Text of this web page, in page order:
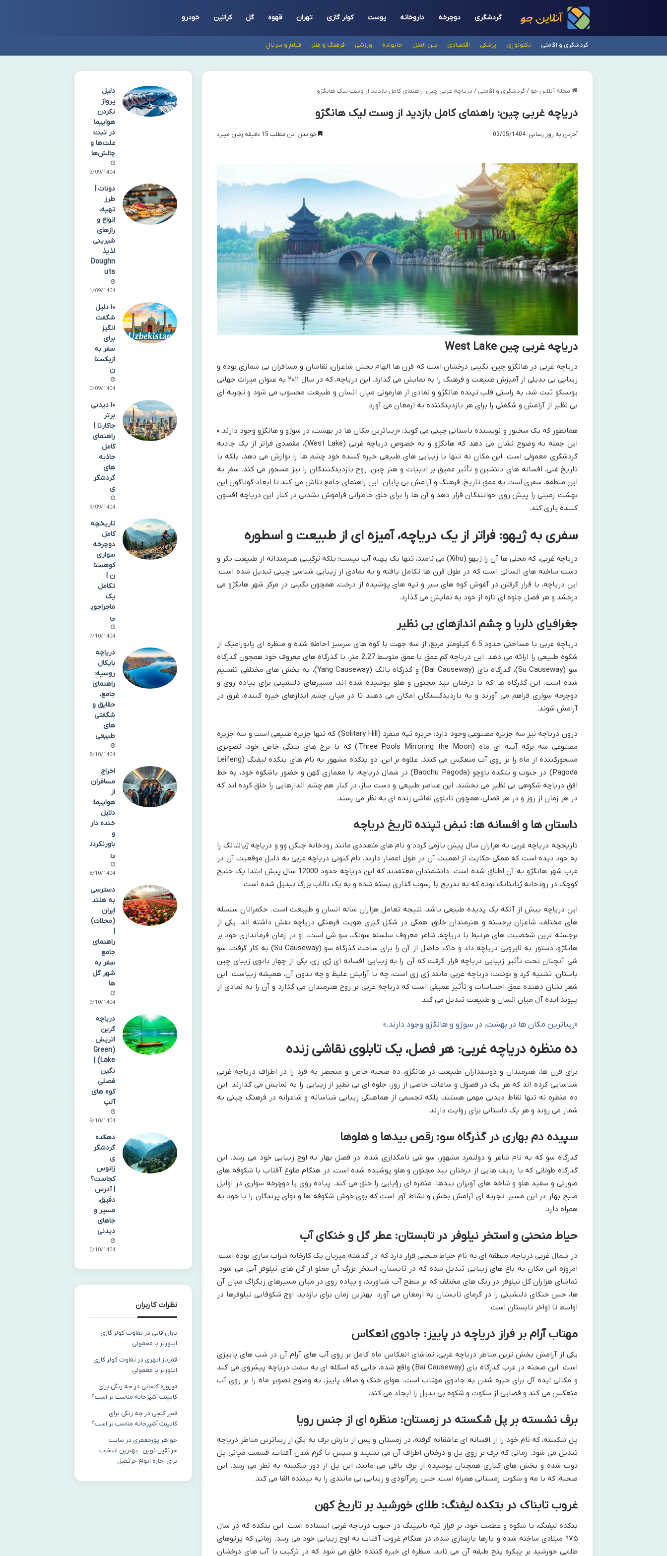
گردشگری دوچرخه داروخانه پوست کولر گازی تهران قهوه گل کراتین خودرو
گردشگری و اقامتی تکنولوژی پزشکی اقتصادی بین الملل خانواده ورزشی فرهنگ و هنر فیلم و سریال
مجله آنلاین جو / گردشگری و اقامتی / دریاچه غربی چین: راهنمای کامل بازدید از وست لیک هانگژو
دریاچه غربی چین: راهنمای کامل بازدید از وست لیک هانگژو
آخرین به روز رسانی: 03/05/1404 خواندن این مطلب 15 دقیقه زمان میبرد
دریاچه غربی چین West Lake
دریاچه غربی در هانگژو چین، نگینی درخشان است که قرن ها الهام بخش شاعران، نقاشان و مسافران بی شماری بوده و
زیبایی بی بدیلی از آمیزش طبیعت و فرهنگ را به نمایش می گذارد. این دریاچه، که در سال ۲۰۱۱ به عنوان میراث جهانی
یونسکو ثبت شد، به راستی قلب تپنده هانگژو و نمادی از هارمونی میان انسان و طبیعت محسوب می شود و تجربه ای
بی نظیر از آرامش و شگفتی را برای هر بازدیدکننده به ارمغان می آورد.
همانطور که یک سخنور و نویسنده باستانی چینی می گوید: «زیباترین مکان ها در بهشت، در سوژو و هانگژو وجود دارند.»
این جمله به وضوح نشان می دهد که هانگژو و به خصوص دریاچه غربی (West Lake)، مقصدی فراتر از یک جاذبه
گردشگری معمولی است. این مکان نه تنها با زیبایی های طبیعی خیره کننده خود چشم ها را نوازش می دهد، بلکه با
تاریخ غنی، افسانه های دلنشین و تأثیر عمیق بر ادبیات و هنر چین، روح بازدیدکنندگان را نیز مسحور می کند. سفر به
این منطقه، سفری است به عمق تاریخ، فرهنگ و آرامش بی پایان. این راهنمای جامع تلاش می کند تا ابعاد گوناگون این
بهشت زمینی را پیش روی خوانندگان قرار دهد و آن ها را برای خلق خاطراتی فراموش نشدنی در کنار این دریاچه افسون
کننده یاری کند.
سفری به ژیهو: فراتر از یک دریاچه، آمیزه ای از طبیعت و اسطوره
دریاچه غربی، که محلی ها آن را ژیهو (Xihu) می نامند، تنها یک پهنه آب نیست؛ بلکه ترکیبی هنرمندانه از طبیعت بکر و
دست ساخته های انسانی است که در طول قرن ها تکامل یافته و به نمادی از زیبایی شناسی چینی تبدیل شده است.
این دریاچه، با قرار گرفتن در آغوش کوه های سبز و تپه های پوشیده از درخت، همچون نگینی در مرکز شهر هانگژو می
درخشد و هر فصل جلوه ای تازه از خود به نمایش می گذارد.
جغرافیای دلربا و چشم اندازهای بی نظیر
دریاچه غربی با مساحتی حدود 6.5 کیلومتر مربع، از سه جهت با کوه های سرسبز احاطه شده و منظره ای پانورامیک از
شکوه طبیعی را ارائه می دهد. این دریاچه کم عمق با عمق متوسط 2.27 متر، با گذرگاه های معروف خود همچون گذرگاه
سو (Su Causeway)، گذرگاه بای (Bai Causeway) و گذرگاه یانگ (Yang Causeway)، به بخش های مختلفی تقسیم
شده است. این گذرگاه ها که با درختان بید مجنون و هلو پوشیده شده اند، مسیرهای دلنشینی برای پیاده روی و
دوچرخه سواری فراهم می آورند و به بازدیدکنندگان امکان می دهند تا در میان چشم اندازهای خیره کننده، غرق در
آرامش شوند.
درون دریاچه نیز سه جزیره مصنوعی وجود دارد: جزیره تپه منفرد (Solitary Hill) که تنها جزیره طبیعی است و سه جزیره
مصنوعی سه برکه آینه ای ماه (Three Pools Mirroring the Moon) که با برج های سنگی خاص خود، تصویری
مسحورکننده از ماه را بر روی آب منعکس می کنند. علاوه بر این، دو بتکده مشهور به نام های بتکده لیفنگ (Leifeng
Pagoda) در جنوب و بتکده باوچو (Baochu Pagoda) در شمال دریاچه، با معماری کهن و حضور باشکوه خود، به خط
افق دریاچه شکوهی بی نظیر می بخشند. این عناصر طبیعی و دست ساز، در کنار هم چشم اندازهایی را خلق کرده اند که
در هر زمان از روز و در هر فصلی، همچون تابلوی نقاشی زنده ای به نظر می رسند.
داستان ها و افسانه ها: نبض تپنده تاریخ دریاچه
تاریخچه دریاچه غربی به هزاران سال پیش بازمی گردد و نام های متعددی مانند رودخانه جنگل وو و دریاچه ژیانتانگ را
به خود دیده است که همگی حکایت از اهمیت آن در طول اعصار دارند. نام کنونی دریاچه غربی به دلیل موقعیت آن در
غرب شهر هانگژو به آن اطلاق شده است. دانشمندان معتقدند که این دریاچه حدود 12000 سال پیش ابتدا یک خلیج
کوچک در رودخانه ژیانتانگ بوده که به تدریج با رسوب گذاری بسته شده و به یک تالاب بزرگ تبدیل شده است.
این دریاچه بیش از آنکه یک پدیده طبیعی باشد، نتیجه تعامل هزاران ساله انسان و طبیعت است. حکمرانان سلسله
های مختلف، شاعران برجسته و هنرمندان خلاق، همگی در شکل گیری هویت فرهنگی دریاچه نقش داشته اند. یکی از
برجسته ترین شخصیت های مرتبط با دریاچه، شاعر معروف سلسله سونگ، سو شی است. او در زمان فرمانداری خود بر
هانگژو، دستور به لایروبی دریاچه داد و خاک حاصل از آن را برای ساخت گذرگاه سو (Su Causeway) به کار گرفت. سو
شی آنچنان تحت تأثیر زیبایی دریاچه قرار گرفت که آن را به زیبایی افسانه ای ژی زی، یکی از چهار بانوی زیبای چین
باستان، تشبیه کرد و نوشت: دریاچه غربی مانند ژی زی است، چه با آرایش غلیظ و چه بدون آن، همیشه زیباست. این
شعر نشان دهنده عمق احساسات و تأثیر عمیقی است که دریاچه غربی بر روح هنرمندان می گذارد و آن را به نمادی از
پیوند ایده آل میان انسان و طبیعت تبدیل می کند.
«زیباترین مکان ها در بهشت، در سوژو و هانگژو وجود دارند.»
ده منظره دریاچه غربی: هر فصل، یک تابلوی نقاشی زنده
برای قرن ها، هنرمندان و دوستداران طبیعت در هانگژو، ده صحنه خاص و منحصر به فرد را در اطراف دریاچه غربی
شناسایی کرده اند که هر یک در فصول و ساعات خاصی از روز، جلوه ای بی نظیر از زیبایی را به نمایش می گذارند. این
ده منظره نه تنها نقاط دیدنی مهمی هستند، بلکه تجسمی از هماهنگی زیبایی شناسانه و شاعرانه در فرهنگ چینی به
شمار می روند و هر یک داستانی برای روایت دارند.
سپیده دم بهاری در گذرگاه سو: رقص بیدها و هلوها
گذرگاه سو که به نام شاعر و دولتمرد مشهور، سو شی نامگذاری شده، در فصل بهار به اوج زیبایی خود می رسد. این
گذرگاه طولانی که با ردیف هایی از درختان بید مجنون و هلو پوشیده شده است، در هنگام طلوع آفتاب با شکوفه های
صورتی و سفید هلو و شاخه های آویزان بیدها، منظره ای رؤیایی را خلق می کند. پیاده روی یا دوچرخه سواری در اوایل
صبح بهار در این مسیر، تجربه ای آرامش بخش و نشاط آور است که بوی خوش شکوفه ها و نوای پرندگان را با خود به
همراه دارد.
حیاط منحنی و استخر نیلوفر در تابستان: عطر گل و خنکای آب
در شمال غربی دریاچه، منطقه ای به نام حیاط منحنی قرار دارد که در گذشته میزبان یک کارخانه شراب سازی بوده است.
امروزه این مکان به باغ های زیبایی تبدیل شده که در تابستان، استخر بزرگ آن مملو از گل های نیلوفر آبی می شود.
تماشای هزاران گل نیلوفر در رنگ های مختلف که بر سطح آب شناورند، و پیاده روی در میان مسیرهای زیگزاگ میان آن
ها، حس خنکای دلنشینی را در گرمای تابستان به ارمغان می آورد. بهترین زمان برای بازدید، اوج شکوفایی نیلوفرها در
اواسط تا اواخر تابستان است.
مهتاب آرام بر فراز دریاچه در پاییز: جادوی انعکاس
یکی از آرامش بخش ترین مناظر دریاچه غربی، تماشای انعکاس ماه کامل بر روی آب های آرام آن در شب های پاییزی
است. این صحنه در غرب گذرگاه بای (Bai Causeway) واقع شده، جایی که اسکله ای به سمت دریاچه پیشروی می کند
و مکانی ایده آل برای خیره شدن به جادوی مهتاب است. هوای خنک و صاف پاییز، به وضوح تصویر ماه را بر روی آب
منعکس می کند و فضایی از سکوت و شکوه بی بدیل را ایجاد می کند.
برف نشسته بر پل شکسته در زمستان: منظره ای از جنس رویا
پل شکسته، که نام خود را از افسانه ای عاشقانه گرفته، در زمستان و پس از بارش برف به یکی از زیباترین مناظر دریاچه
تبدیل می شود. زمانی که برف بر روی پل و درختان اطراف آن می نشیند و سپس با گرم شدن آفتاب، قسمت میانی پل
ذوب شده و بخش های کناری همچنان پوشیده از برف باقی می مانند، این پل از دور شکسته به نظر می رسد. این
صحنه، که با مه و سکوت زمستانی همراه است، حس رمزآلودی و زیبایی بی مانندی را به بیننده القا می کند.
غروب تابناک در بتکده لیفنگ: طلای خورشید بر تاریخ کهن
بتکده لیفنگ، با شکوه و عظمت خود، بر فراز تپه نانپینگ در جنوب دریاچه غربی ایستاده است. این بتکده که در سال
۹۷۵ میلادی ساخته شده و بارها بازسازی شده، در هنگام غروب آفتاب به اوج زیبایی خود می رسد. زمانی که پرتوهای
طلایی خورشید بر پیکره پنج طبقه آن می تابد، منظره ای خیره کننده خلق می شود که در ترکیب با آب های درخشان
دلیل
پرواز
نکردن
هواپیما
در تبت:
علت‌ها و
چالش‌ها
23/09/1404
دونات |
طرز
تهیه،
انواع و
رازهای
شیرینی
لذیذ
Doughn
uts
21/09/1404
۱۰ دلیل
شگفت
انگیز
برای
سفر به
ازبکستا
ن
20/09/1404
۱۰ دیدنی
برتر
جاکارتا |
راهنمای
کامل
جاذبه
های
گردشگر
ی
19/09/1404
تاریخچه
کامل
دوچرخه
سواری
کوهستا
ن |
تکامل
یک
ماجراجوی
ی
07/10/1404
دریاچه
بایکال
روسیه:
راهنمای
جامع،
حقایق و
شگفتی
های
طبیعی
08/10/1404
اخراج
مسافران
از
هواپیما:
دلایل
خنده دار
و
باورنکردن
ی
08/10/1404
دسترسی
به هلند
ایران
(محلات)
|
راهنمای
جامع
سفر به
شهر گل
ها
09/10/1404
دریاچه
گرین
اتریش
(Green
Lake) |
نگین
فصلی
کوه های
آلپ
09/10/1404
دهکده
گردشگر
ی
زانوس
کجاست؟
| آدرس
دقیق،
مسیر و
جاهای
دیدنی
10/10/1404
نظرات کاربران
باران فانی در تفاوت کولر گازی
اینورتر با معمولی
قمرناز ابهری در تفاوت کولر گازی
اینورتر با معمولی
فیروزه کنعانی در چه رنگی برای
کابینت آشپزخانه مناسب‌ تر است؟
قنبر گنجی در چه رنگی برای
کابینت آشپزخانه مناسب‌ تر است؟
جواهر پورجعفری در سایت
جرثقیل نوین : بهترین انتخاب
برای اجاره انواع جرثقیل